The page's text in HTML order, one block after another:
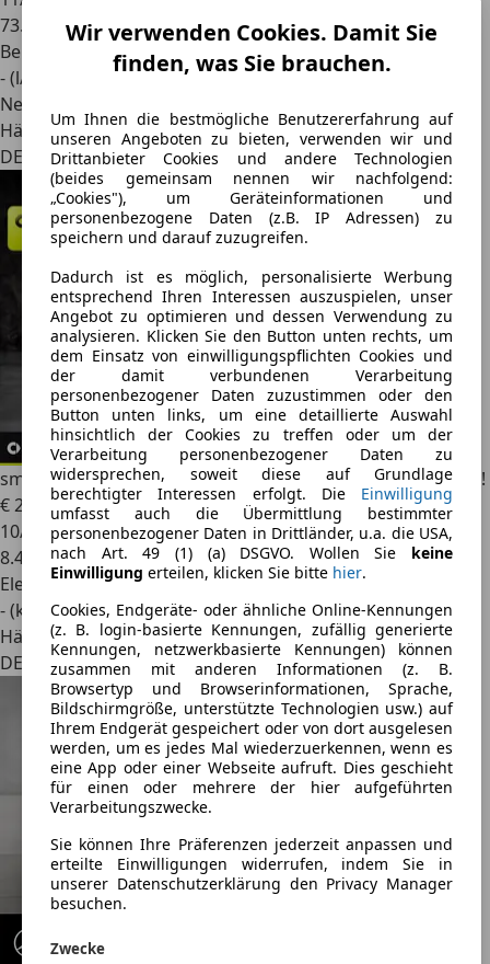
Wir verwenden Cookies. Damit Sie
finden, was Sie brauchen.
Um Ihnen die bestmögliche Benutzererfahrung auf
unseren Angeboten zu bieten, verwenden wir und
Drittanbieter Cookies und andere Technologien
(beides gemeinsam nennen wir nachfolgend:
„Cookies"), um Geräteinformationen und
personenbezogene Daten (z.B. IP Adressen) zu
speichern und darauf zuzugreifen.
Dadurch ist es möglich, personalisierte Werbung
entsprechend Ihren Interessen auszuspielen, unser
Angebot zu optimieren und dessen Verwendung zu
analysieren. Klicken Sie den Button unten rechts, um
dem Einsatz von einwilligungspflichten Cookies und
der damit verbundenen Verarbeitung
personenbezogener Daten zuzustimmen oder den
Button unten links, um eine detaillierte Auswahl
hinsichtlich der Cookies zu treffen oder um der
Verarbeitung personenbezogener Daten zu
widersprechen, soweit diese auf Grundlage
berechtigter Interessen erfolgt. Die Einwilligung
umfasst auch die Übermittlung bestimmter
personenbezogener Daten in Drittländer, u.a. die USA,
nach Art. 49 (1) (a) DSGVO. Wollen Sie keine
Einwilligung erteilen, klicken Sie bitte hier.
Cookies, Endgeräte- oder ähnliche Online-Kennungen
(z. B. login-basierte Kennungen, zufällig generierte
Kennungen, netzwerkbasierte Kennungen) können
zusammen mit anderen Informationen (z. B.
Browsertyp und Browserinformationen, Sprache,
Bildschirmgröße, unterstützte Technologien usw.) auf
Ihrem Endgerät gespeichert oder von dort ausgelesen
werden, um es jedes Mal wiederzuerkennen, wenn es
eine App oder einer Webseite aufruft. Dies geschieht
für einen oder mehrere der hier aufgeführten
Verarbeitungszwecke.
Sie können Ihre Präferenzen jederzeit anpassen und
erteilte Einwilligungen widerrufen, indem Sie in
unserer Datenschutzerklärung den Privacy Manager
besuchen.
Zwecke
73.500 km
Benzin
- (l/100 km)
Neu
Händler
DE 22848
smart #3PRO #ZERTIFIZIERT! #WARUM? WEIL´S BESSER IST!
€ 28.5551
10/2024
8.497 km
Elektro
- (kWh/100 km)
Händler
DE 76646